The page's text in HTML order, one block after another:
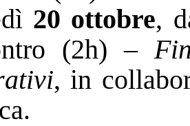
20 ottobre,
(2h) –
, in